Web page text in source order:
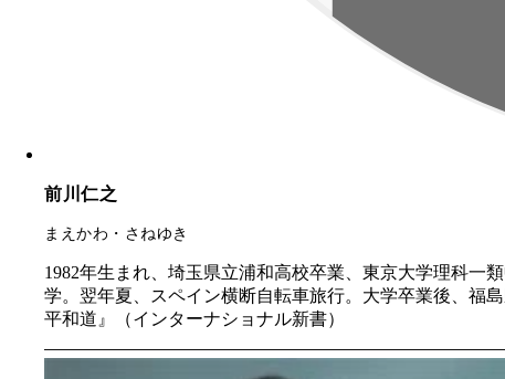
前川仁之
まえかわ・さねゆき
1982年生まれ、埼玉県立浦和高校卒業、東京大学理科一
学。翌年夏、スペイン横断自転車旅行。大学卒業後、福
平和道』（インターナショナル新書）